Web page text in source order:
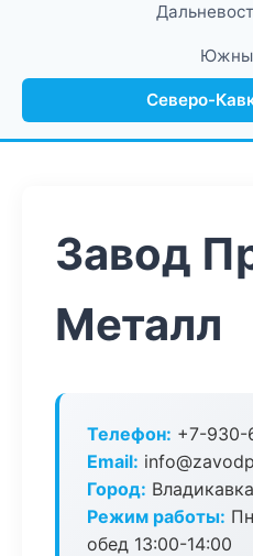
Северо-
Завод
Металл
Телефон: +7-930-
Email:
Город:
Режим работы:
обед 13:00-14:00